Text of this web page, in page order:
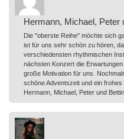
Hermann, Michael, Peter
Die "oberste Reihe" möchte sich
ist für uns sehr schön zu hören,
verschiedensten rhythmischen
nächsten Konzert die
große Motivation für uns.
schöne Adventszeit und ein frohes
Hermann, Michael, Peter und